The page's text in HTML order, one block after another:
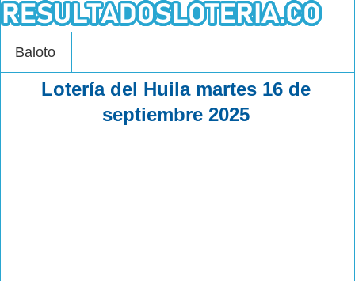
Baloto
Lotería del Huila martes 16 de
septiembre 2025